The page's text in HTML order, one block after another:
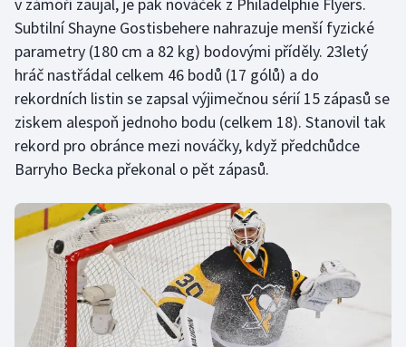
Subtilní Shayne Gostisbehere nahrazuje menší fyzické
parametry (180 cm a 82 kg) bodovými příděly. 23letý
hráč nastřádal celkem 46 bodů (17 gólů) a do
rekordních listin se zapsal výjimečnou sérií 15 zápasů se
ziskem alespoň jednoho bodu (celkem 18). Stanovil tak
rekord pro obránce mezi nováčky, když předchůdce
Barryho Becka překonal o pět zápasů.